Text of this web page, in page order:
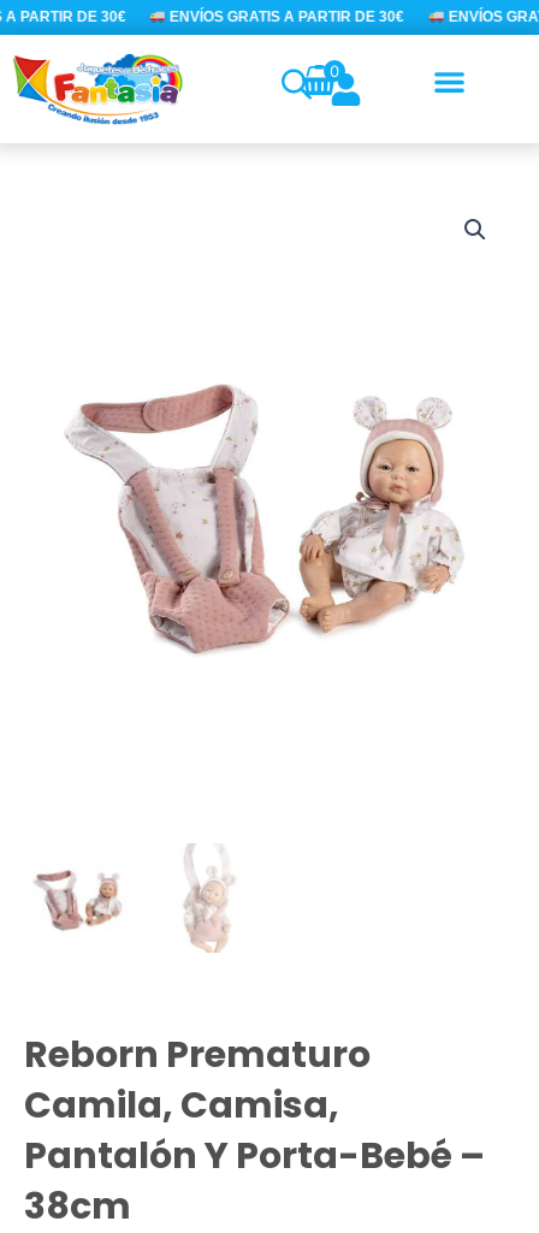
Ir
al
contenido
PARTIR DE 30€ ENVÍOS GRATIS A PARTIR DE 30€ ENVÍOS
0
Reborn Prematuro
Camila, Camisa,
Pantalón Y Porta-Bebé –
38cm